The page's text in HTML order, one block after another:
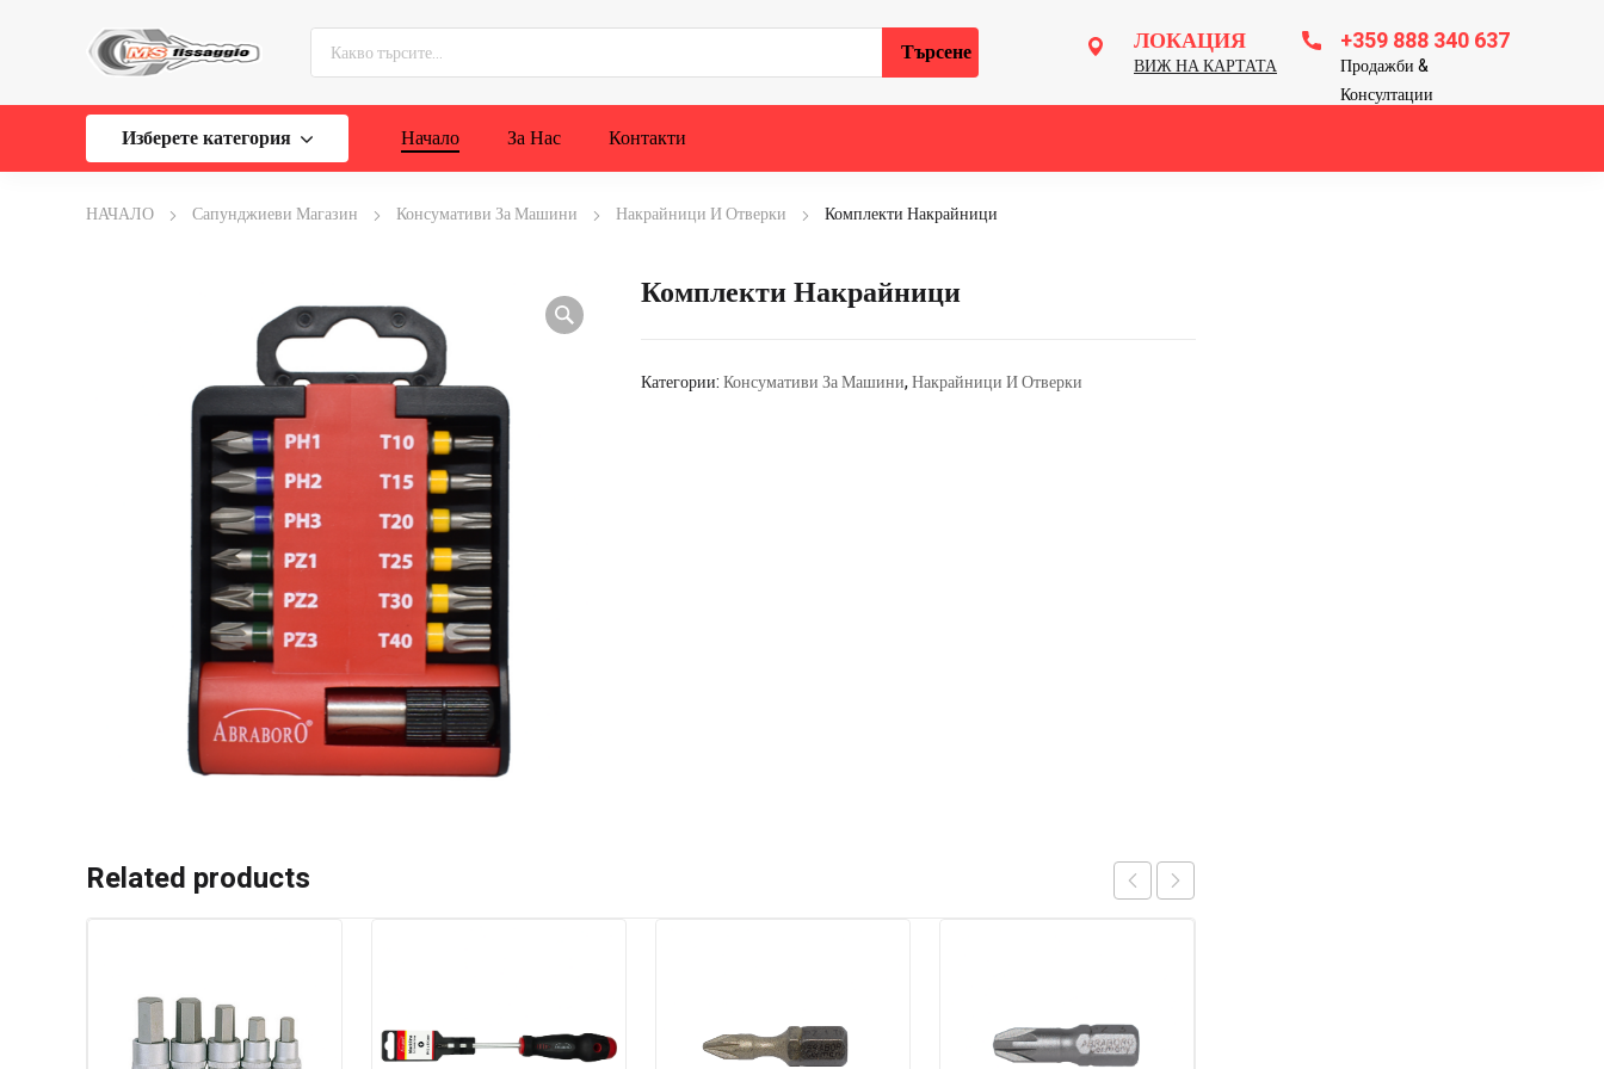
ЛОКАЦИЯ
ВИЖ НА КАРТАТА
+359 888 340 637
Продажби &
Консултации
Изберете категория Начало За Нас Контакти
НАЧАЛО Сапунджиеви Магазин Консумативи За Машини Накрайници И Отверки Комплекти Накрайници
Комплекти Накрайници
Категории:Консумативи За Машини,Накрайници И Отверки
Related products